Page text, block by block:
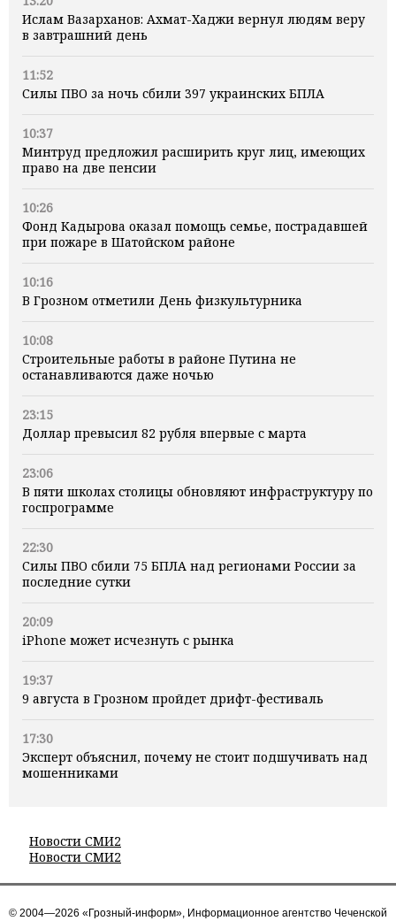
Ислам Вазарханов: Ахмат-Хаджи вернул людям веру
в завтрашний день
11:52
Силы ПВО за ночь сбили 397 украинских БПЛА
10:37
Минтруд предложил расширить круг лиц, имеющих
право на две пенсии
10:26
Фонд Кадырова оказал помощь семье, пострадавшей
при пожаре в Шатойском районе
10:16
В Грозном отметили День физкультурника
10:08
Строительные работы в районе Путина не
останавливаются даже ночью
23:15
Доллар превысил 82 рубля впервые с марта
23:06
В пяти школах столицы обновляют инфраструктуру по
госпрограмме
22:30
Силы ПВО сбили 75 БПЛА над регионами России за
последние сутки
20:09
iPhone может исчезнуть с рынка
19:37
9 августа в Грозном пройдет дрифт-фестиваль
17:30
Эксперт объяснил, почему не стоит подшучивать над
мошенниками
Новости СМИ2
Новости СМИ2
© 2004—2026 «Грозный-информ», Информационное агентство Чеченской